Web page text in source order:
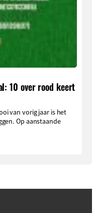
10 over rood keert
van vorig jaar is het
Op aanstaande